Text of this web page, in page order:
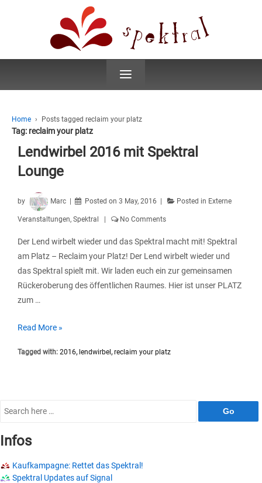
≡
Home › Posts tagged reclaim your platz
Tag: reclaim your platz
Lendwirbel 2016 mit Spektral
Lounge
by Marc Posted on 3 May, 2016 Posted in Externe
Veranstaltungen, Spektral No Comments
Der Lend wirbelt wieder und das Spektral macht mit! Spektral
am Platz – Reclaim your Platz! Der Lend wirbelt wieder und
das Spektral spielt mit. Wir laden euch ein zur gemeinsamen
Rückeroberung des öffentlichen Raumes. Hier ist unser PLATZ
zum …
Lendwirbel
mit
Read More »
Tagged with: 2016, lendwirbel ,reclaim your platz
Search
Infos
Kaufkampagne: Rettet das Spektral!
Spektral Updates auf Signal